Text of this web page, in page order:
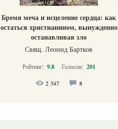
Бремя меча и исцеление сердца: как
остаться христианином, вынужденно
останавливая зло
Свящ. Леонид Бартков
Рейтинг: 9.8 Голосов: 201
2 347 8